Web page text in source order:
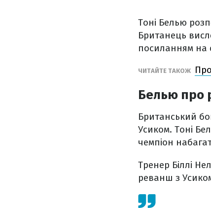
Тоні Белью
Британець
посиланням на
ЧИТАЙТЕ ТАКОЖ
Белью про
Британський
Усиком. Тоні
чемпіон
Тренер Біллі
реванш з